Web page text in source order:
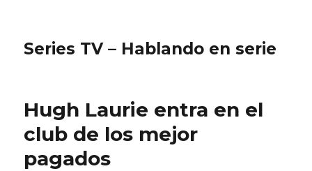
Series TV – Hablando en serie
Hugh Laurie entra en el
club de los mejor
pagados